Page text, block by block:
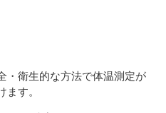
・衛生的な方法で体温測定が
す。